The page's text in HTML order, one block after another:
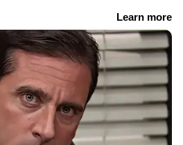
പ്രിയ ക്രിക്കറ്റ്ടീ
ആവേശകരമായ
കഴിഞ്ഞുള്ള
ഇപ്പോൾ Asianet
തന്നെ!